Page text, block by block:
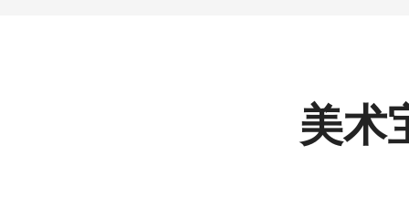
美术